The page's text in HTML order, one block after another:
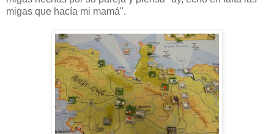
migas que hacía mi mamá".